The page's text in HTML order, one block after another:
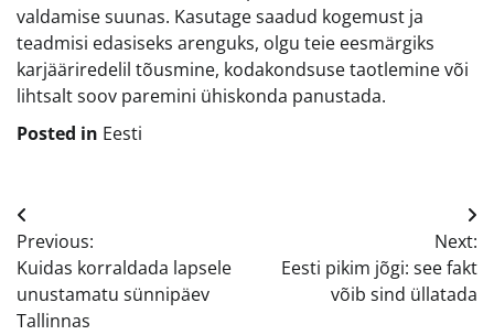
valdamise suunas. Kasutage saadud kogemust ja
teadmisi edasiseks arenguks, olgu teie eesmärgiks
karjääriredelil tõusmine, kodakondsuse taotlemine või
lihtsalt soov paremini ühiskonda panustada.
Posted in Eesti
Navigeerimine
Previous:
Kuidas korraldada lapsele
unustamatu sünnipäev
Tallinnas
Next:
Eesti pikim jõgi: see fakt
võib sind üllatada